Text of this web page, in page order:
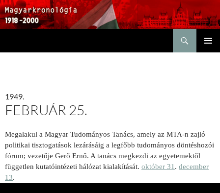
1949.
FEBRUÁR 25.
Megalakul a Magyar Tudományos Tanács, amely az MTA-n zajló
politikai tisztogatások lezárásáig a legfőbb tudományos döntéshozói
fórum; vezetője Gerő Ernő. A tanács megkezdi az egyetemektől
független kutatóintézeti hálózat kialakítását. október 31 . december
13.